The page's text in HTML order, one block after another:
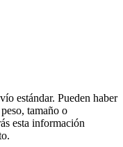
estándar. Pueden haber
tamaño o
esta información